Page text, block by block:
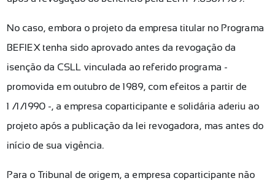
No caso, embora o projeto da empresa titular no Programa
BEFIEX tenha sido aprovado antes da revogação da
isenção da CSLL vinculada ao referido programa -
promovida em outubro de 1989, com efeitos a partir de
1º/1/1990 -, a empresa coparticipante e solidária aderiu ao
projeto após a publicação da lei revogadora, mas antes do
início de sua vigência.
Para o Tribunal de origem, a empresa coparticipante não